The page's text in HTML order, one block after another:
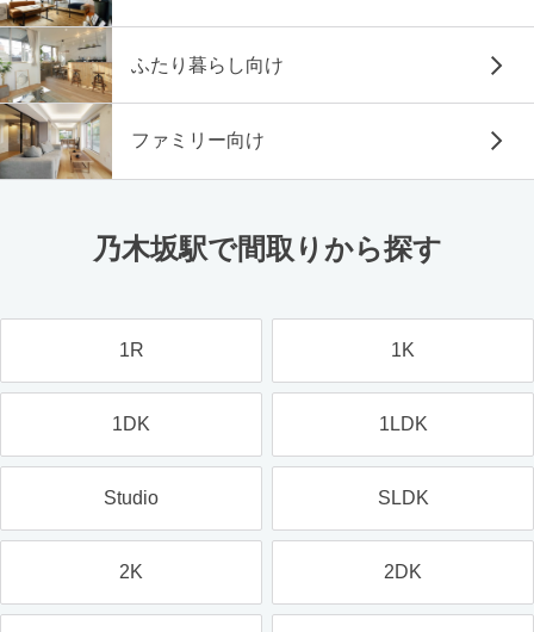
ふたり暮らし向け
ファミリー向け
乃木坂駅で間取りから探す
1R 1K
1DK 1LDK
Studio SLDK
2K 2DK